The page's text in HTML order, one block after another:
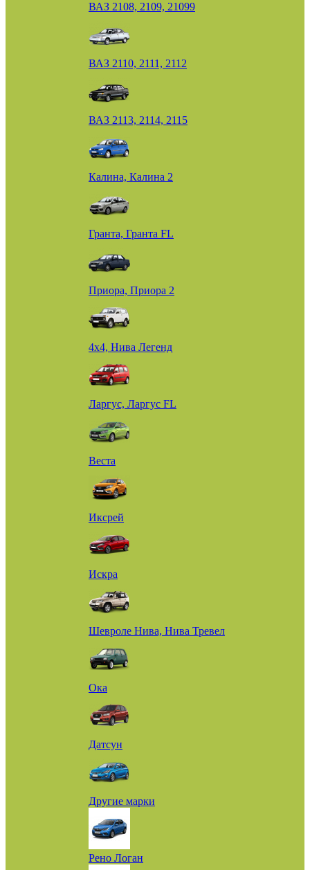
ВАЗ 2108, 2109, 21099
ВАЗ 2110, 2111, 2112
ВАЗ 2113, 2114, 2115
Калина, Калина 2
Гранта, Гранта FL
Приора, Приора 2
4х4, Нива Легенд
Ларгус, Ларгус FL
Веста
Иксрей
Искра
Шевроле Нива, Нива Тревел
Ока
Датсун
Другие марки
Рено Логан